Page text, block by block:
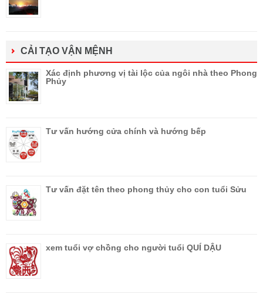
CẢI TẠO VẬN MỆNH
Xác định phương vị tài lộc của ngôi nhà theo Phong
Phủy
Tư vấn hướng cửa chính và hướng bếp
Tư vấn đặt tên theo phong thủy cho con tuổi Sửu
xem tuổi vợ chồng cho người tuổi QUÍ DẬU